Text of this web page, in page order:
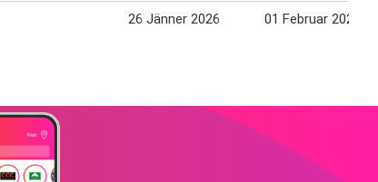
26 Jänner 2026 01 Februar 2026